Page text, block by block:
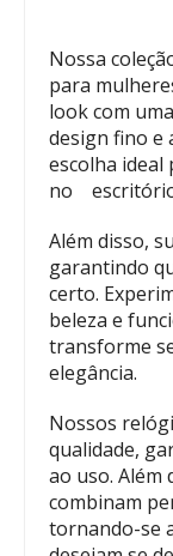
Nossa
para
look com
design fino e
escolha ideal
no
Além disso,
garantindo
certo.
beleza e
transforme
elegância.
Nossos
qualidade,
ao uso. Além
combinam
tornando-se